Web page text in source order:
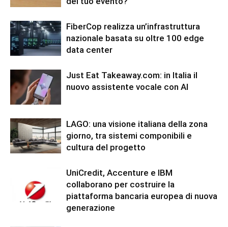
FiberCop realizza un’infrastruttura
nazionale basata su oltre 100 edge
data center
Just Eat Takeaway.com: in Italia il
nuovo assistente vocale con AI
LAGO: una visione italiana della zona
giorno, tra sistemi componibili e
cultura del progetto
UniCredit, Accenture e IBM
collaborano per costruire la
piattaforma bancaria europea di nuova
generazione